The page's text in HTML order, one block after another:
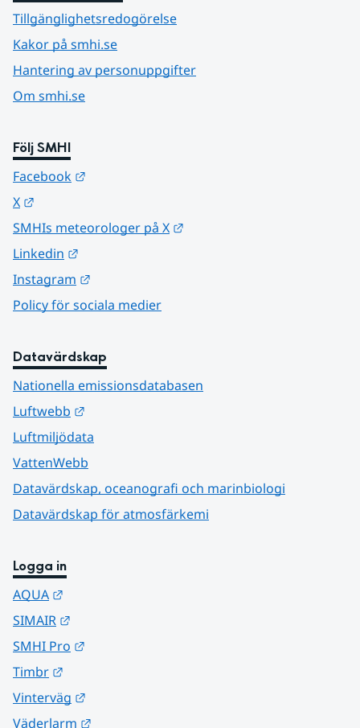
Tillgänglighetsredogörelse
Kakor på smhi.se
Hantering av personuppgifter
Om smhi.se
Följ SMHI
Facebook
X
SMHIs meteorologer på X
Linkedin
Instagram
Policy för sociala medier
Datavärdskap
Nationella emissionsdatabasen
Luftwebb
Luftmiljödata
VattenWebb
Datavärdskap, oceanografi och marinbiologi
Datavärdskap för atmosfärkemi
Logga in
AQUA
SIMAIR
SMHI Pro
Timbr
Vinterväg
Väderlarm